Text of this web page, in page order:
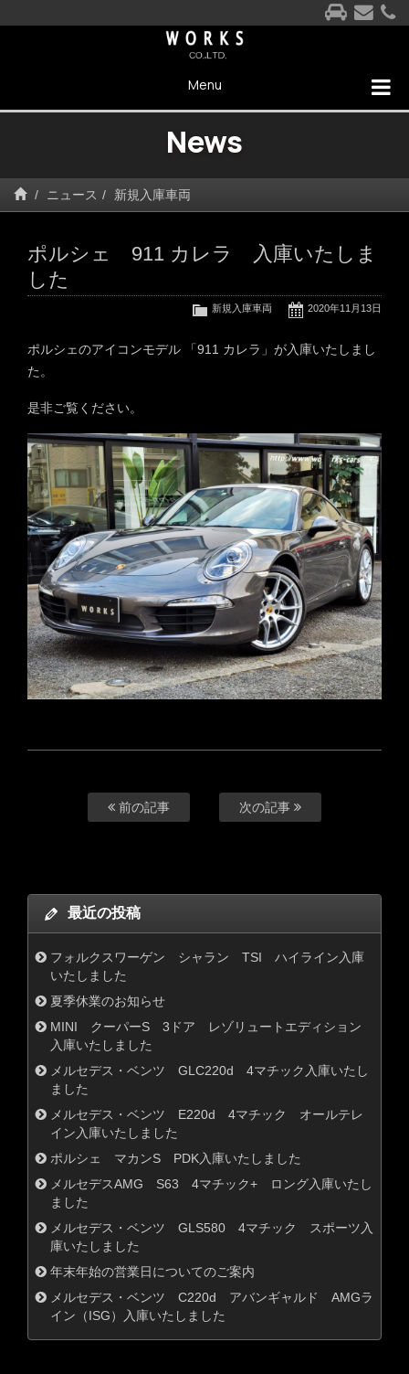
Menu
News
ニュース 新規入庫車両
ポルシェ 911 カレラ 入庫いたしま
した
2020年11月13日
新規入庫車両
ポルシェのアイコンモデル 「911 カレラ」が入庫いたしまし
た。
是非ご覧ください。
前の記事 次の記事
最近の投稿
フォルクスワーゲン シャラン TSI ハイライン入庫
いたしました
夏季休業のお知らせ
MINI クーパーS 3ドア レゾリュートエディション
入庫いたしました
メルセデス・ベンツ GLC220d 4マチック入庫いたし
ました
メルセデス・ベンツ E220d 4マチック オールテレ
イン入庫いたしました
ポルシェ マカンS PDK入庫いたしました
メルセデスAMG S63 4マチック+ ロング入庫いたし
ました
メルセデス・ベンツ GLS580 4マチック スポーツ入
庫いたしました
年末年始の営業日についてのご案内
メルセデス・ベンツ C220d アバンギャルド AMGラ
イン（ISG）入庫いたしました